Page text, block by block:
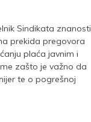
Sindikata znanosti
prekida pregovora
plaća javnim i
zašto je važno da
te o pogrešnoj